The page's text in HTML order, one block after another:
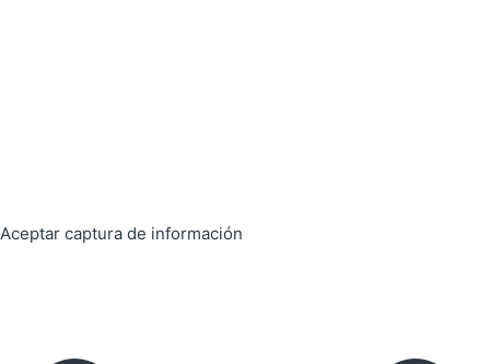
Aceptar captura de información